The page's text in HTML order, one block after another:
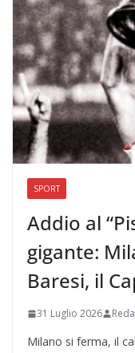
SPORT
Addio al
gigante:
Baresi, il
31 Luglio 2026
Milano si ferma, il